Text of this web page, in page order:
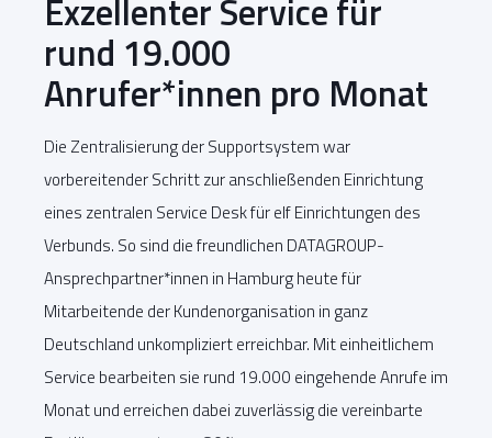
Exzellenter Service für
rund 19.000
Anrufer*innen pro Monat
Die Zentralisierung der Supportsystem war
vorbereitender Schritt zur anschließenden Einrichtung
eines zentralen Service Desk für elf Einrichtungen des
Verbunds. So sind die freundlichen DATAGROUP-
Ansprechpartner*innen in Hamburg heute für
Mitarbeitende der Kundenorganisation in ganz
Deutschland unkompliziert erreichbar. Mit einheitlichem
Service bearbeiten sie rund 19.000 eingehende Anrufe im
Monat und erreichen dabei zuverlässig die vereinbarte